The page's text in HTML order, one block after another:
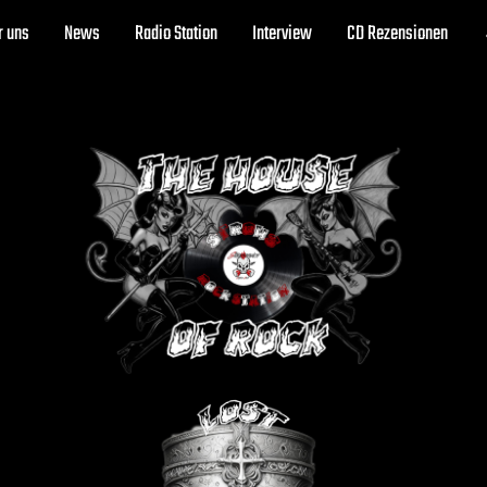
uns News Radio Station Interview CD Rezensionen